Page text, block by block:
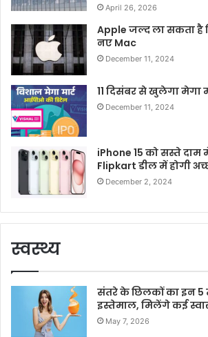
April 26, 2026
Apple जल्द ला सकता है
नए Mac
December 11, 2024
11 दिसंबर से खुलेगा मेगा
December 11, 2024
iPhone 15 को सस्ते दाम
Flipkart डील में होगी
December 2, 2024
स्वस्थ्य
संतरे के छिलकों का इन 5
इस्तेमाल, मिलेंगे कई
May 7, 2026